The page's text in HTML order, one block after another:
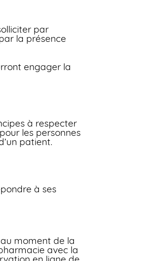
par
la présence
engager la
à respecter
les personnes
patient.
à ses
moment de la
avec la